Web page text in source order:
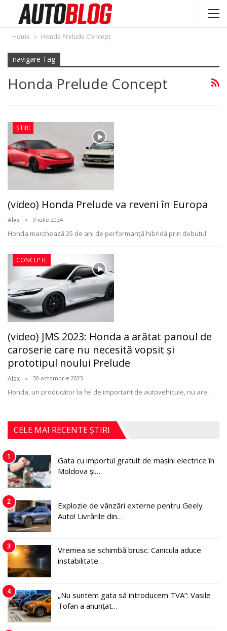
Home Honda Prelude Concept
navigare Tag
Honda Prelude Concept
ȘTIRI
(video) Honda Prelude va reveni în Europa
Alex 9 iulie 2024
Honda marchează 25 de ani de performanță hibridă prin debutul…
CONCEPTE
(video) JMS 2023: Honda a arătat panoul de
caroserie care nu necesită vopsit şi
prototipul noului Prelude
Alex 30 octombrie 2023
Honda, un producător la fel de important de autovehicule, nu are…
CELE MAI RECENTE ȘTIRI
1
Gata cu importul gratuit de mașini electrice în
Moldova și…
2
Explozie de vânzări externe pentru Geely
Auto! Livrările din…
3
Vremea se schimbă brusc: Canicula aduce
instabilitate…
4
„Nu suntem gata să introducem TVA”: Vasile
Tofan a anunțat…